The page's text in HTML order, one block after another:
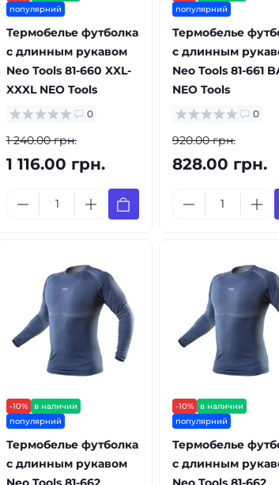
популярний
Термобелье футболка
с длинным рукавом
Neo Tools 81-660 XXL-
XXXL NEO Tools
0
1 240.00 грн.
1 116.00 грн.
популярний
Термобелье
с длинным
Neo Tools 81-661
NEO Tools
0
920.00 грн.
828.00 грн.
-10%
в наличии
популярний
Термобелье футболка
с длинным рукавом
-10%
в наличии
популярний
Термобелье
с длинным